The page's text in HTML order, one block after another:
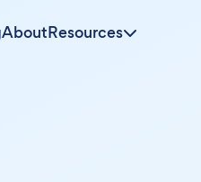
AboutResources